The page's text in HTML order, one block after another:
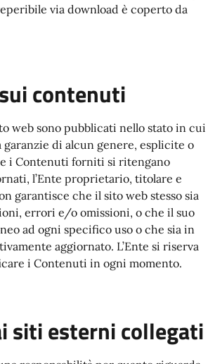
via download è coperto da
contenuti
web sono pubblicati nello stato in cui
garanzie di alcun genere, esplicite o
i Contenuti forniti si ritengano
l’Ente proprietario, titolare e
garantisce che il sito web stesso sia
errori e/o omissioni, o che il suo
ad ogni specifico uso o che sia in
aggiornato. L’Ente si riserva
i Contenuti in ogni momento.
siti esterni collegati